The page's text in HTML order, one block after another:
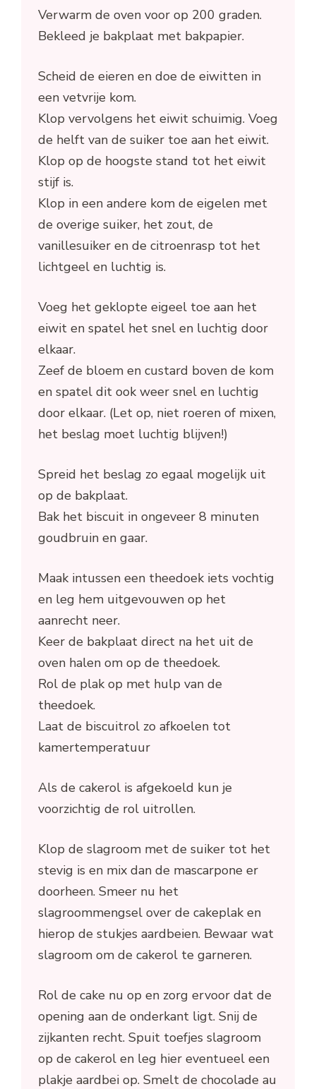
Verwarm de oven voor op 200 graden.
Bekleed je bakplaat met bakpapier.
Scheid de eieren en doe de eiwitten in
een vetvrije kom.
Klop vervolgens het eiwit schuimig. Voeg
de helft van de suiker toe aan het eiwit.
Klop op de hoogste stand tot het eiwit
stijf is.
Klop in een andere kom de eigelen met
de overige suiker, het zout, de
vanillesuiker en de citroenrasp tot het
lichtgeel en luchtig is.
Voeg het geklopte eigeel toe aan het
eiwit en spatel het snel en luchtig door
elkaar.
Zeef de bloem en custard boven de kom
en spatel dit ook weer snel en luchtig
door elkaar. (Let op, niet roeren of mixen,
het beslag moet luchtig blijven!)
Spreid het beslag zo egaal mogelijk uit
op de bakplaat.
Bak het biscuit in ongeveer 8 minuten
goudbruin en gaar.
Maak intussen een theedoek iets vochtig
en leg hem uitgevouwen op het
aanrecht neer.
Keer de bakplaat direct na het uit de
oven halen om op de theedoek.
Rol de plak op met hulp van de
theedoek.
Laat de biscuitrol zo afkoelen tot
kamertemperatuur
Als de cakerol is afgekoeld kun je
voorzichtig de rol uitrollen.
Klop de slagroom met de suiker tot het
stevig is en mix dan de mascarpone er
doorheen. Smeer nu het
slagroommengsel over de cakeplak en
hierop de stukjes aardbeien. Bewaar wat
slagroom om de cakerol te garneren.
Rol de cake nu op en zorg ervoor dat de
opening aan de onderkant ligt. Snij de
zijkanten recht. Spuit toefjes slagroom
op de cakerol en leg hier eventueel een
plakje aardbei op. Smelt de chocolade au